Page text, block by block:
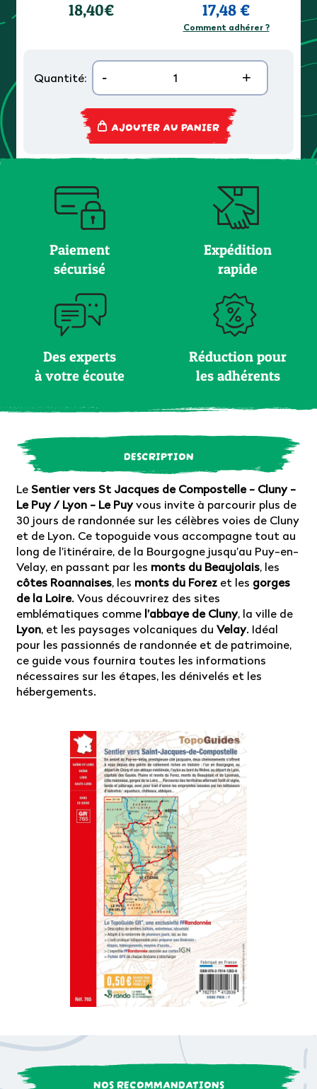
18,40€ 17,48 €
Comment adhérer ?
Quantité: - +
AJOUTER AU PANIER
Paiement
sécurisé
Expédition
rapide
Des experts
à votre écoute
Réduction pour
les adhérents
DESCRIPTION
LeSentier vers St Jacques de Compostelle - Cluny -
Le Puy / Lyon - Le Puyvous invite à parcourir plus de
30 jours de randonnée sur les célèbres voies de Cluny
et de Lyon. Ce topoguide vous accompagne tout au
long de l’itinéraire, de la Bourgogne jusqu’au Puy-en-
Velay, en passant par les monts du Beaujolais, les
côtes Roannaises, les monts du Forez et les gorges
de la Loire. Vous découvrirez des sites
emblématiques comme l’abbaye de Cluny, la ville de
Lyon, et les paysages volcaniques du Velay. Idéal
pour les passionnés de randonnée et de patrimoine,
ce guide vous fournira toutes les informations
nécessaires sur les étapes, les dénivelés et les
hébergements.
NOS RECOMMANDATIONS